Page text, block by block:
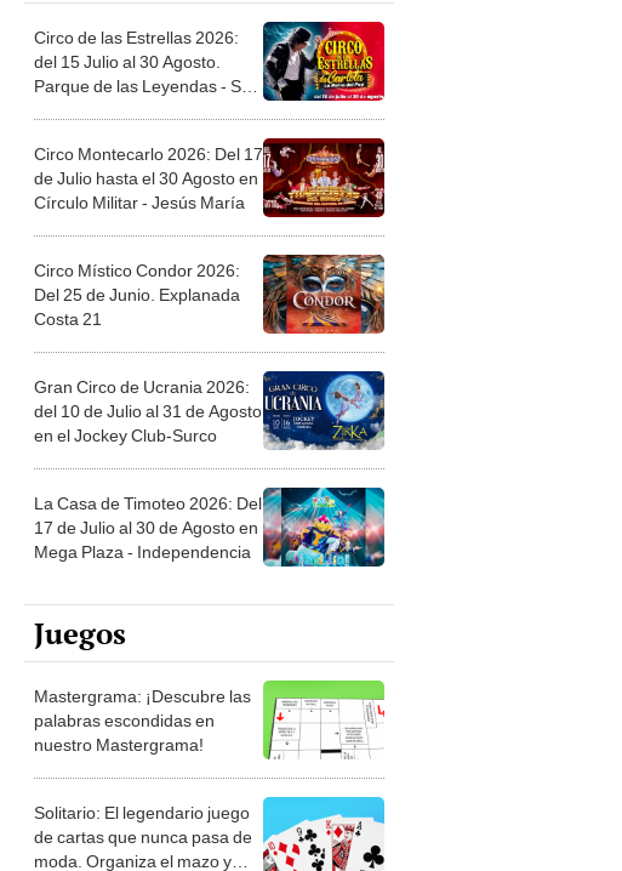
Circo de las Estrellas 2026:
del 15 Julio al 30 Agosto.
Parque de las Leyendas - San
Circo Montecarlo 2026: Del 17
de Julio hasta el 30 Agosto en
Círculo Militar - Jesús María
Circo Místico Condor 2026:
Del 25 de Junio. Explanada
Costa 21
Gran Circo de Ucrania 2026:
del 10 de Julio al 31 de Agosto
en el Jockey Club-Surco
La Casa de Timoteo 2026: Del
17 de Julio al 30 de Agosto en
Mega Plaza - Independencia
Juegos
Mastergrama: ¡Descubre las
palabras escondidas en
nuestro Mastergrama!
Solitario: El legendario juego
de cartas que nunca pasa de
moda. Organiza el mazo y